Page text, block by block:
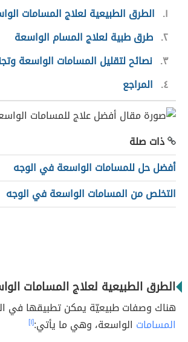
١
الطرق الطبيعية لعلاج المسامات
٢ طرق طبية لعلاج المسام الواسعة
٣ نصائح لتقليل المسامات الواسعة
٤
المراجع
ذات صلة
أفضل حل للمسامات الواسعة في الوجه
التخلص من المسامات الواسعة في الوجه
الطرق الطبيعية لعلاج المسامات
هناك وصفات طبيعيّة يمكن تطبيقها في
المسامات الواسعة، وهي ما يأتي:[١]